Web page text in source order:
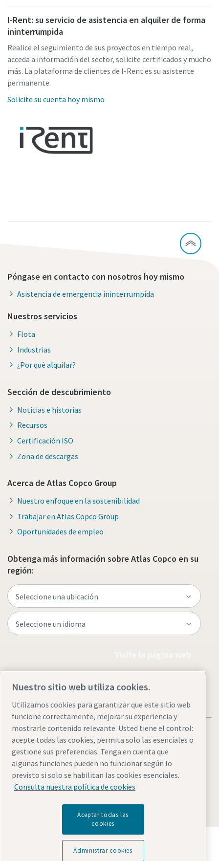
I-Rent: su servicio de asistencia en alquiler de forma
ininterrumpida
Realice el seguimiento de sus proyectos en tiempo real,
acceda a información del sector, solicite certificados y mucho
más. La plataforma de clientes de I-Rent es su asistente
permanente.
Solicite su cuenta hoy mismo
Póngase en contacto con nosotros hoy mismo
Asistencia de emergencia ininterrumpida
Nuestros servicios
Flota
Industrias
¿Por qué alquilar?
Sección de descubrimiento
Noticias e historias
Recursos
Certificación ISO
Zona de descargas
Acerca de Atlas Copco Group
Nuestro enfoque en la sostenibilidad
Trabajar en Atlas Copco Group
Oportunidades de empleo
Obtenga más información sobre Atlas Copco en su
región:
Aviso legal y aviso de privacidadAdministrar cookies
Accesibilidad
Mapa del sitio
© 2026 Atlas Copco AB
Descubre cómo Atlas Copco Group impulsa la
tecnología que transforma el futuro.
Nuestro sitio web utiliza cookies.
Utilizamos cookies para garantizar que este sitio web
funcione correctamente, mejorar su experiencia y
mostrarle contenido relevante. Usted tiene el control:
acepte todas las cookies, permita solo las esenciales o
gestione sus preferencias. Tenga en cuenta que
algunas funciones pueden no funcionar según lo
previsto si solo se habilitan las cookies esenciales.
Consulta nuestra política de cookies
Aceptar todas las
cookies
Administrar cookies